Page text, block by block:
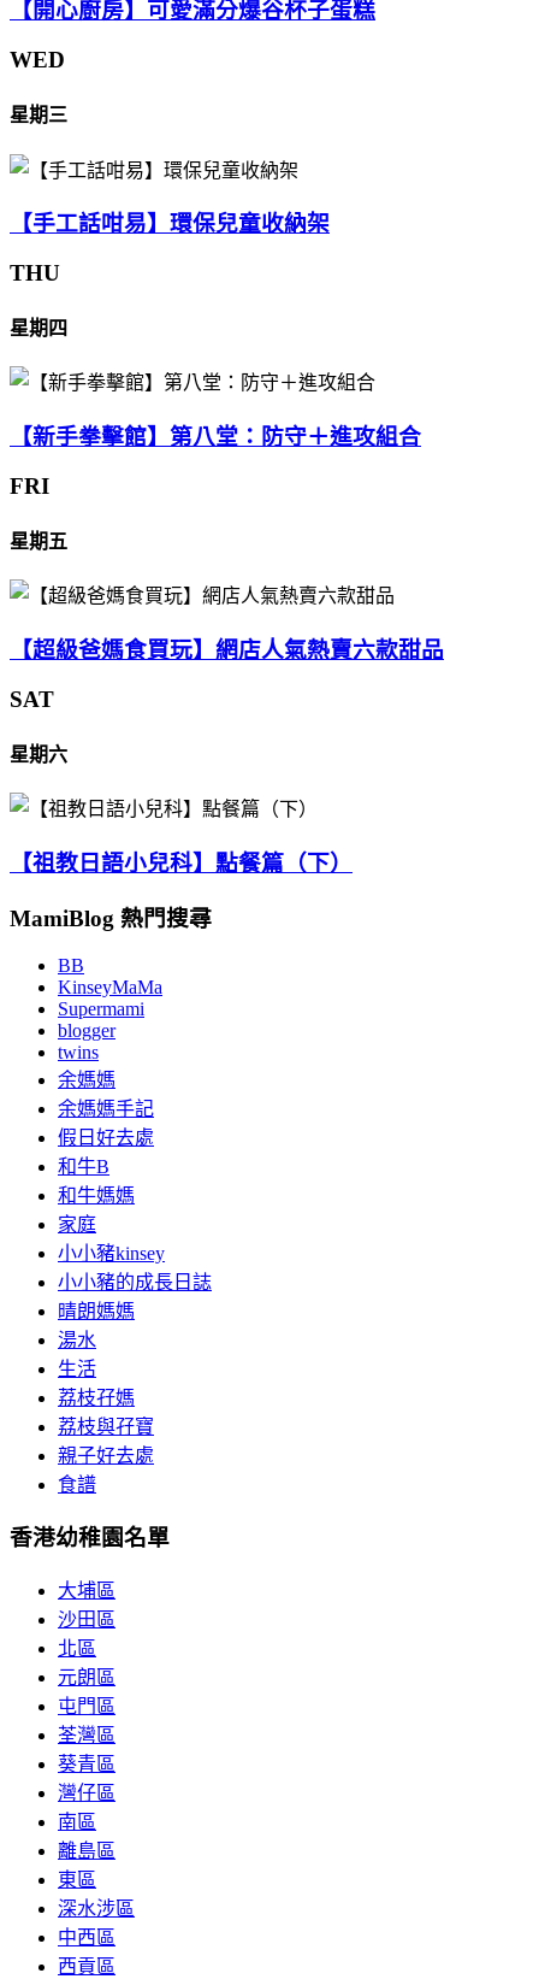
【開心廚房】可愛滿分爆谷杯子蛋糕
WED
星期三
【手工話咁易】環保兒童收納架
THU
星期四
【新手拳擊館】第八堂：防守＋進攻組合
FRI
星期五
【超級爸媽食買玩】網店人氣熱賣六款甜品
SAT
星期六
【祖教日語小兒科】點餐篇（下）
MamiBlog 熱門搜尋
BB
KinseyMaMa
Supermami
blogger
twins
余媽媽
余媽媽手記
假日好去處
和牛B
和牛媽媽
家庭
小小豬kinsey
小小豬的成長日誌
晴朗媽媽
湯水
生活
荔枝孖媽
荔枝與孖寶
親子好去處
食譜
香港幼稚園名單
大埔區
沙田區
北區
元朗區
屯門區
荃灣區
葵青區
灣仔區
南區
離島區
東區
深水涉區
中西區
西貢區